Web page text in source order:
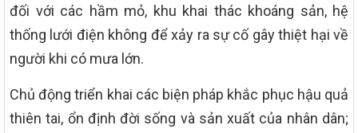
đối với các hầm mỏ, khu khai thác khoáng sản, hệ
thống lưới điện không để xảy ra sự cố gây thiệt hại về
người khi có mưa lớn.
Chủ động triển khai các biện pháp khắc phục hậu quả
thiên tai, ổn định đời sống và sản xuất của nhân dân;